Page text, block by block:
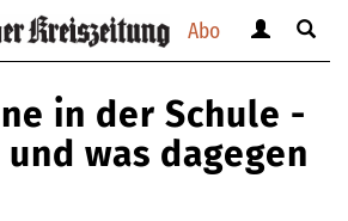
Abo
anzeigen
verbergen
Suche
in der Schule -
was dagegen